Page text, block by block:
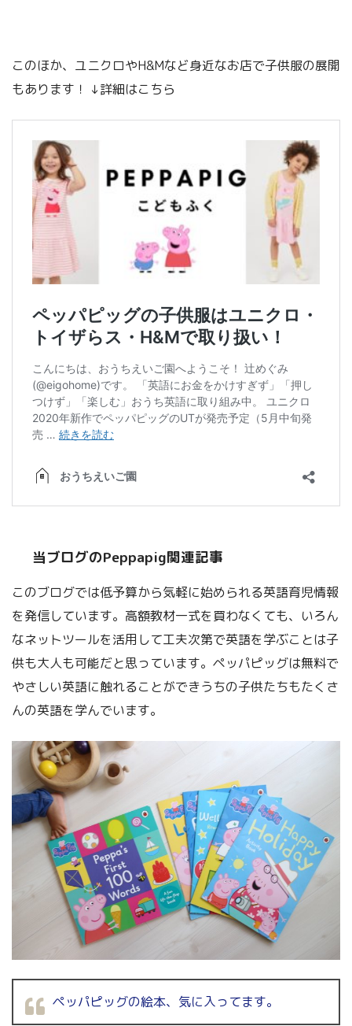
このほか、ユニクロやH&Mなど身近なお店で子供服の展開
もあります！ ↓詳細はこちら
当ブログのPeppapig関連記事
このブログでは低予算から気軽に始められる英語育児情報
を発信しています。高額教材一式を買わなくても、いろん
なネットツールを活用して工夫次第で英語を学ぶことは子
供も大人も可能だと思っています。ペッパピッグは無料で
やさしい英語に触れることができうちの子供たちもたくさ
んの英語を学んでいます。
ペッパピッグの絵本、気に入ってます。